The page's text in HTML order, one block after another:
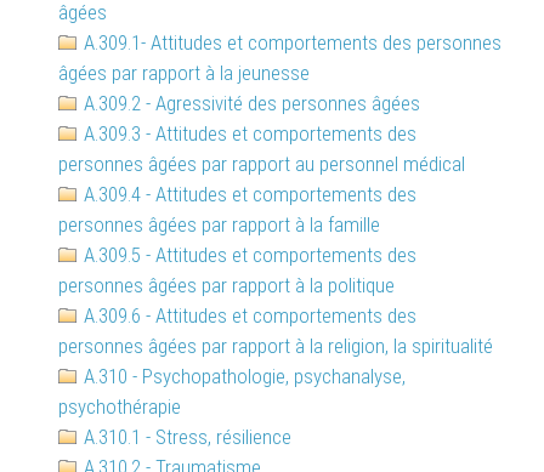
âgées
A.309.1- Attitudes et comportements des personnes
âgées par rapport à la jeunesse
A.309.2 - Agressivité des personnes âgées
A.309.3 - Attitudes et comportements des
personnes âgées par rapport au personnel médical
A.309.4 - Attitudes et comportements des
personnes âgées par rapport à la famille
A.309.5 - Attitudes et comportements des
personnes âgées par rapport à la politique
A.309.6 - Attitudes et comportements des
personnes âgées par rapport à la religion, la spiritualité
A.310 - Psychopathologie, psychanalyse,
psychothérapie
A.310.1 - Stress, résilience
A.310.2 - Traumatisme